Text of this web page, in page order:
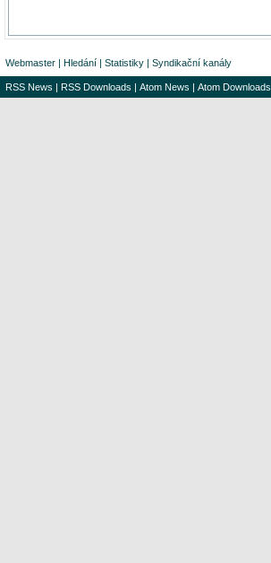
Webmaster | Hledání | Statistiky | Syndikační kanály
RSS News | RSS Downloads | Atom News | Atom Downloads